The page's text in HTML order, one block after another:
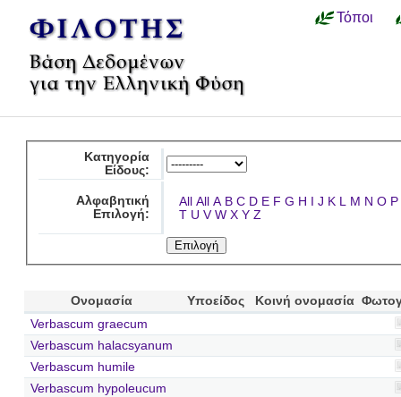
Τόποι
Κατηγορία
Είδους:
Αλφαβητική
Επιλογή:
All All A B C D E F G H I J K L M N O P
T U V W X Y Z
Ονομασία Υποείδος Κοινή ονομασία
Verbascum graecum
Verbascum halacsyanum
Verbascum humile
Verbascum hypoleucum